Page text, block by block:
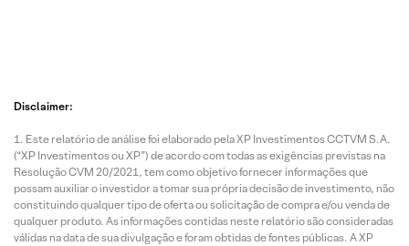
Disclaimer:
Este relatório de análise foi elaborado pela XP Investimentos CCTVM S.A.
(“XP Investimentos ou XP”) de acordo com todas as exigências previstas na
Resolução CVM 20/2021, tem como objetivo fornecer informações que
possam auxiliar o investidor a tomar sua própria decisão de investimento, não
constituindo qualquer tipo de oferta ou solicitação de compra e/ou venda de
qualquer produto. As informações contidas neste relatório são consideradas
válidas na data de sua divulgação e foram obtidas de fontes públicas. A XP